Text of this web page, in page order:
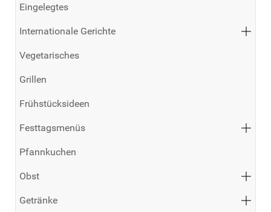
Eingelegtes
Internationale Gerichte
Vegetarisches
Grillen
Frühstücksideen
Festtagsmenüs
Pfannkuchen
Obst
Getränke